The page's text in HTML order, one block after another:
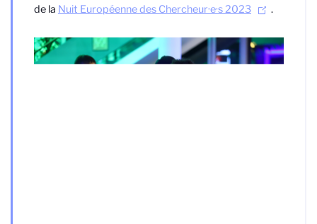
de la Nuit Européenne des Chercheur·e·s 2023 .